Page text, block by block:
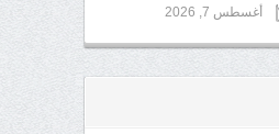
أغسطس 7, 2026